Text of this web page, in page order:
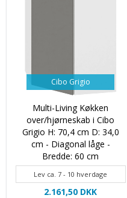
Cibo Grigio
Multi-Living Køkken
over/hjørneskab i Cibo
Grigio H: 70,4 cm D: 34,0
cm - Diagonal låge -
Bredde: 60 cm
Lev ca. 7 - 10 hverdage
2.161,50 DKK